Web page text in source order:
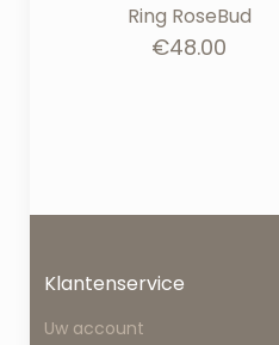
Ring RoseBud
€48.00
Klantenservice
Uw account